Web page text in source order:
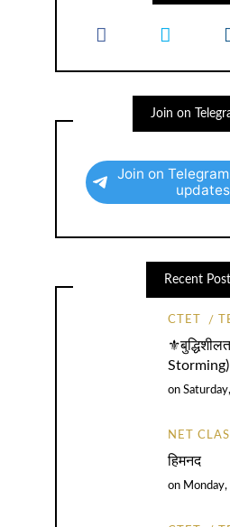
Join on
Join on
updates
Recent Post
CTET
on
NET
हिमनद
on Monday,